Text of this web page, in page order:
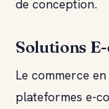
de conception.
Solutions
Le commerce
plateformes e-